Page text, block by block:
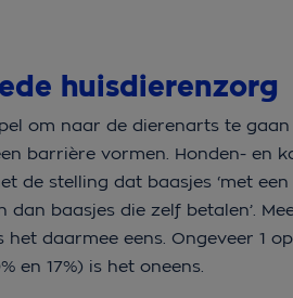
huisdierenzorg
om naar de dierenarts te
barrière vormen. Honden- en
de stelling dat baasjes ‘met
baasjes die zelf betalen’.
daarmee eens. Ongeveer 1
en 17%) is het oneens.